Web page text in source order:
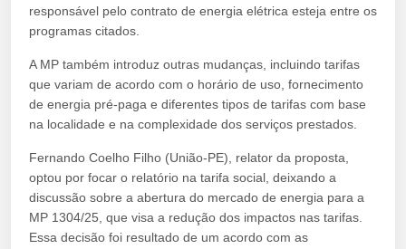
responsável pelo contrato de energia elétrica esteja entre os
programas citados.
A MP também introduz outras mudanças, incluindo tarifas
que variam de acordo com o horário de uso, fornecimento
de energia pré-paga e diferentes tipos de tarifas com base
na localidade e na complexidade dos serviços prestados.
Fernando Coelho Filho (União-PE), relator da proposta,
optou por focar o relatório na tarifa social, deixando a
discussão sobre a abertura do mercado de energia para a
MP 1304/25, que visa a redução dos impactos nas tarifas.
Essa decisão foi resultado de um acordo com as